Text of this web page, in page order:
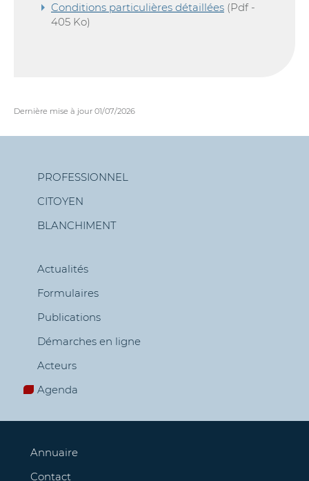
Conditions particulières détaillées (Pdf -
405 Ko)
Dernière mise à jour 01/07/2026
Menu
de
navigation
PROFESSIONNEL
CITOYEN
BLANCHIMENT
Actualités
Formulaires
Publications
Démarches en ligne
Acteurs
Agenda
Annuaire
Contact